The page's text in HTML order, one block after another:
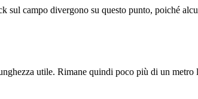
sul campo divergono su questo punto, poiché
utile. Rimane quindi poco più di un metro